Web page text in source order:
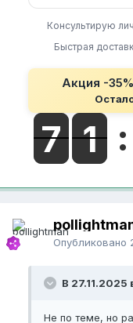
Консультирую
Быстрая
Акция -
Опубликовано
В 27.11.2025
Не по теме, но